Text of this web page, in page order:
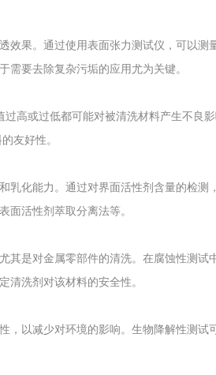
效果。通过使用表面张力测试仪，可以测
需要去除复杂污垢的应用尤为关键。
高或过低都可能对被清洗材料产生不良
友好性。
乳化能力。通过对界面活性剂含量的检测
面活性剂萃取分离法等。
其是对金属零部件的清洗。在腐蚀性测试
清洗剂对该材料的安全性。
，以减少对环境的影响。生物降解性测试